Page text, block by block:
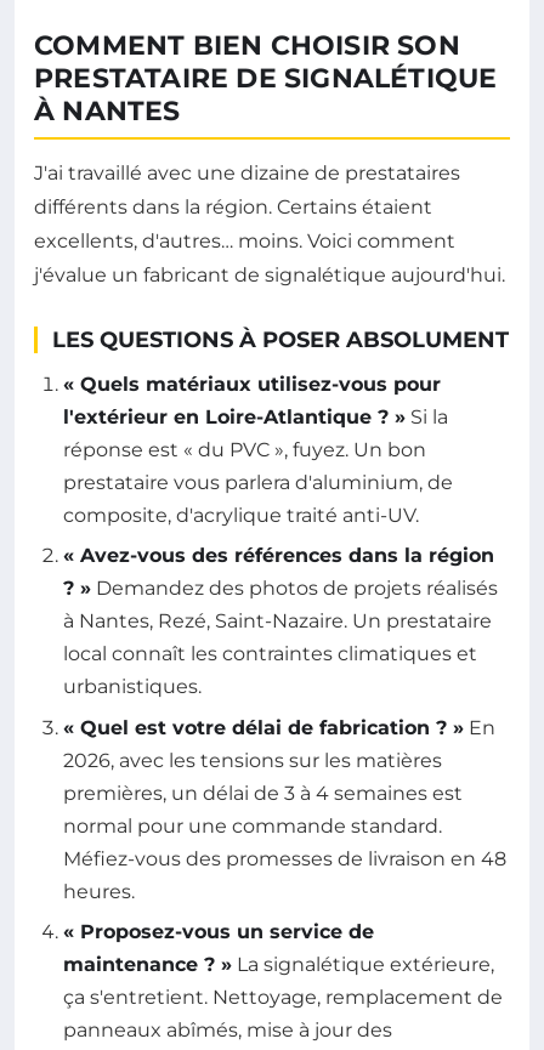
COMMENT BIEN CHOISIR SON
PRESTATAIRE DE SIGNALÉTIQUE
À NANTES
J'ai travaillé avec une dizaine de prestataires
différents dans la région. Certains étaient
excellents, d'autres… moins. Voici comment
j'évalue un fabricant de signalétique aujourd'hui.
LES QUESTIONS À POSER ABSOLUMENT
« Quels matériaux utilisez-vous pour
l'extérieur en Loire-Atlantique ? » Si la
réponse est « du PVC », fuyez. Un bon
prestataire vous parlera d'aluminium, de
composite, d'acrylique traité anti-UV.
« Avez-vous des références dans la région
? » Demandez des photos de projets réalisés
à Nantes, Rezé, Saint-Nazaire. Un prestataire
local connaît les contraintes climatiques et
urbanistiques.
« Quel est votre délai de fabrication ? » En
2026, avec les tensions sur les matières
premières, un délai de 3 à 4 semaines est
normal pour une commande standard.
Méfiez-vous des promesses de livraison en 48
heures.
« Proposez-vous un service de
maintenance ? » La signalétique extérieure,
ça s'entretient. Nettoyage, remplacement de
panneaux abîmés, mise à jour des